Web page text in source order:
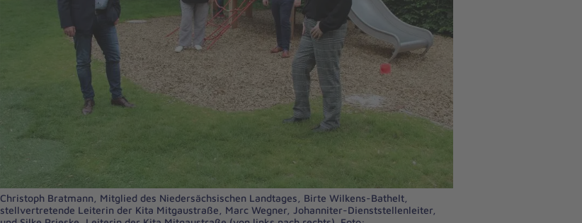
Christoph Bratmann, Mitglied des Niedersächsischen Landtages, Birte Wilkens-Bathelt,
stellvertretende Leiterin der Kita Mitgaustraße, Marc Wegner, Johanniter-Dienststellenleiter,